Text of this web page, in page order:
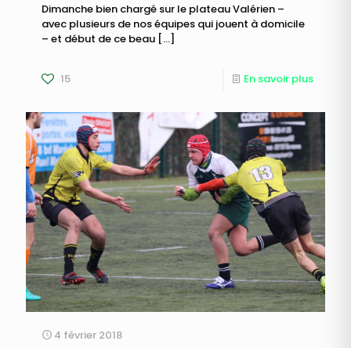
Dimanche bien chargé sur le plateau Valérien –
avec plusieurs de nos équipes qui jouent à domicile
– et début de ce beau […]
15 En savoir plus
4 février 2018